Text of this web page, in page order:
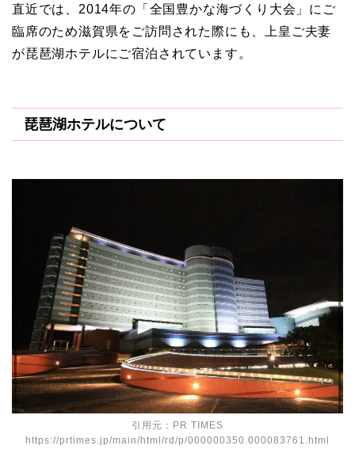
直近では、2014年の「全国豊かな海づくり大会」にご
臨席のため滋賀県をご訪問された際にも、上皇ご夫妻
が琵琶湖ホテルにご宿泊されています。
琵琶湖ホテルについて
引用元：PR TIMES
https://prtimes.jp/main/html/rd/p/000000350.000083761.html